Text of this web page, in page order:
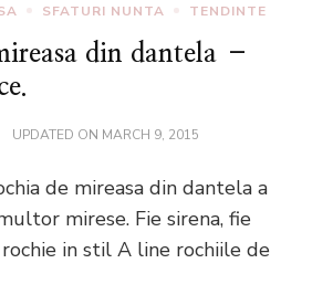
SFATURI NUNTA TENDINTE
din dantela –
UPDATED ON MARCH 9, 2015
de mireasa din dantela a
mirese. Fie sirena, fie
in stil A line rochiile de